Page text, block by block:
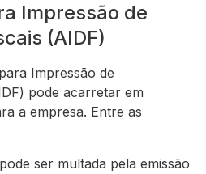
Impressão de
(AIDF)
Impressão de
pode acarretar em
a empresa. Entre as
ser multada pela emissão